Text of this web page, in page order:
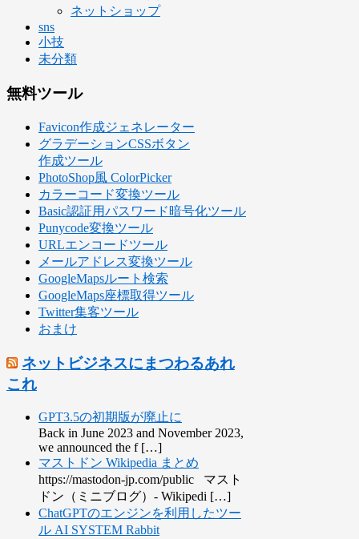
ネットショップ
sns
小技
未分類
無料ツール
Favicon作成ジェネレーター
グラデーションCSSボタン
作成ツール
PhotoShop風 ColorPicker
カラーコード変換ツール
Basic認証用パスワード暗号化ツール
Punycode変換ツール
URLエンコードツール
メールアドレス変換ツール
GoogleMapsルート検索
GoogleMaps座標取得ツール
Twitter集客ツール
おまけ
ネットビジネスにまつわるあれ
これ
GPT3.5の初期版が廃止に
Back in June 2023 and November 2023,
we announced the f […]
マストドン Wikipedia まとめ
https://mastodon-jp.com/public マスト
ドン（ミニブログ）- Wikipedi […]
ChatGPTのエンジンを利用したツー
ル AI SYSTEM Rabbit